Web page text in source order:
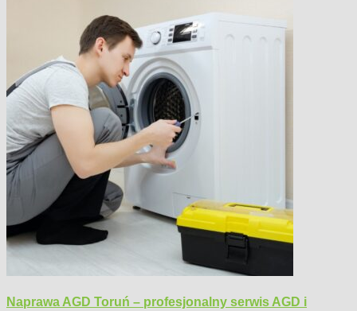
Naprawa AGD Toruń – profesjonalny serwis AGD i